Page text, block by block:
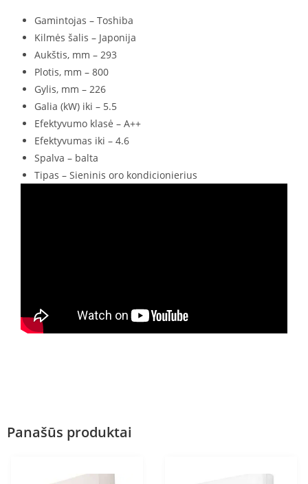
Gamintojas – Toshiba
Kilmės šalis – Japonija
Aukštis, mm – 293
Plotis, mm – 800
Gylis, mm – 226
Galia (kW) iki – 5.5
Efektyvumo klasė – A++
Efektyvumas iki – 4.6
Spalva – balta
Tipas – Sieninis oro kondicionierius
Panašūs produktai